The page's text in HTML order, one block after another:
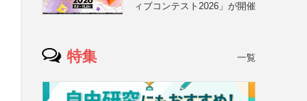
ィブコンテスト2026」が開催
特集 一覧